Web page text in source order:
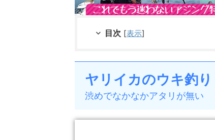
目次 [表示]
ヤリイカのウキ釣り
渋めでなかなかアタリが無い